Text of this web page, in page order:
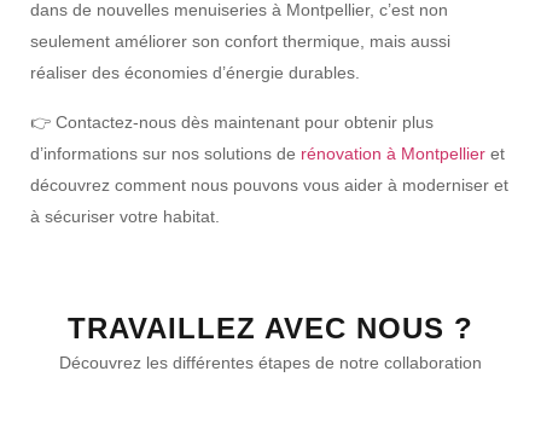
dans de nouvelles menuiseries à Montpellier, c’est non
seulement améliorer son confort thermique , mais aussi
réaliser des économies d’énergie durables.
👉 Contactez-nous dès maintenant pour obtenir plus
d’informations sur nos solutions de rénovation à Montpellier et
découvrez comment nous pouvons vous aider à moderniser et
à sécuriser votre habitat.
TRAVAILLEZ AVEC NOUS ?
Découvrez les différentes étapes de notre collaboration